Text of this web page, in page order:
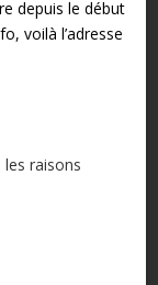
depuis le début
voilà l’adresse
raisons